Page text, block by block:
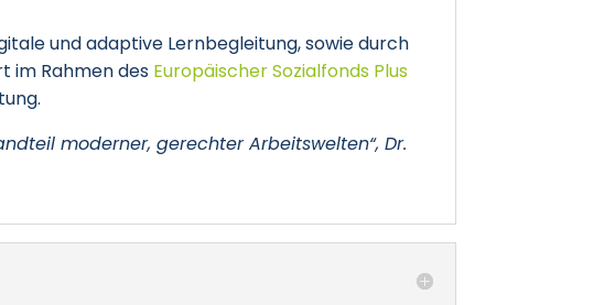
und adaptive Lernbegleitung, sowie durch
im Rahmen des Europäischer Sozialfonds Plus
moderner, gerechter Arbeitswelten“, Dr.